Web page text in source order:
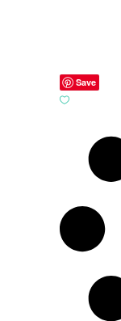
Save